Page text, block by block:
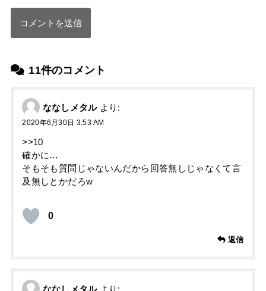
11件のコメント
ななしメタル より:
2020年6月30日 3:53 AM
>>10
確かに…
そもそも質問じゃないんだから回答無しじゃなくて言
及無しとかだろw
0
返信